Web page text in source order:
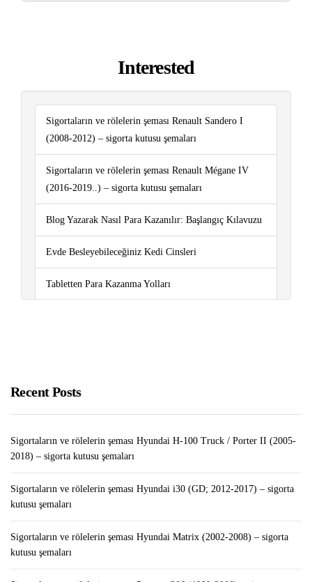
Interested
Sigortaların ve rölelerin şeması Renault Sandero I
(2008-2012) – sigorta kutusu şemaları
Sigortaların ve rölelerin şeması Renault Mégane IV
(2016-2019..) – sigorta kutusu şemaları
Blog Yazarak Nasıl Para Kazanılır: Başlangıç ​​Kılavuzu
Evde Besleyebileceğiniz Kedi Cinsleri
Tabletten Para Kazanma Yolları
Recent Posts
Sigortaların ve rölelerin şeması Hyundai H-100 Truck / Porter II (2005-
2018) – sigorta kutusu şemaları
Sigortaların ve rölelerin şeması Hyundai i30 (GD; 2012-2017) – sigorta
kutusu şemaları
Sigortaların ve rölelerin şeması Hyundai Matrix (2002-2008) – sigorta
kutusu şemaları